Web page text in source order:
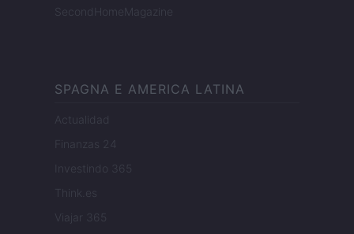
SecondHomeMagazine
SPAGNA E AMERICA LATINA
Actualidad
Finanzas 24
Investindo 365
Think.es
Viajar 365